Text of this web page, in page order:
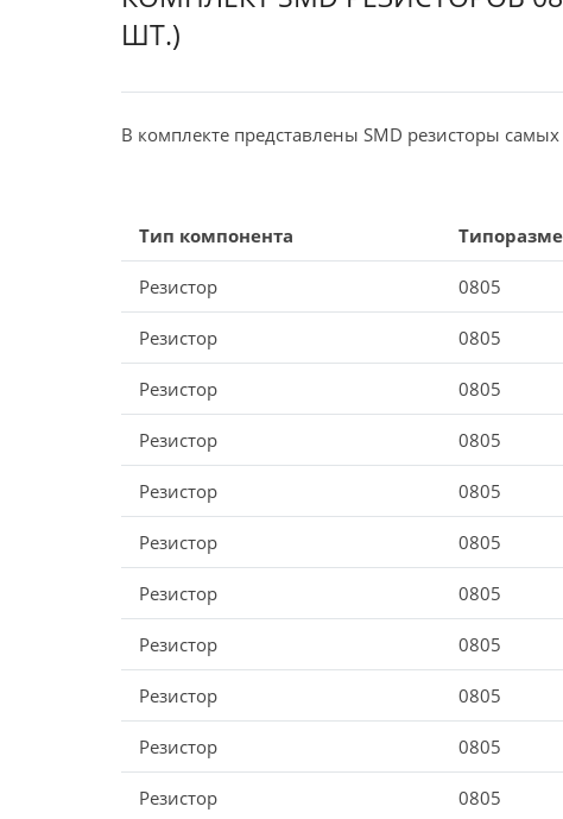
ШТ.)
В комплекте представлены SMD резисторы
Тип компонента
Резистор 0805
Резистор 0805
Резистор 0805
Резистор 0805
Резистор 0805
Резистор 0805
Резистор 0805
Резистор 0805
Резистор 0805
Резистор 0805
Резистор 0805